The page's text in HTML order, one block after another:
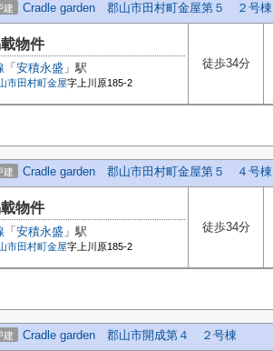
建 Cradle garden 郡山市田村町金屋第５ ２号棟
物件
「 安積永盛 」駅
市田村町金屋字上川原185-2
徒歩34分
建 Cradle garden 郡山市田村町金屋第５ ４号棟
物件
「 安積永盛 」駅
市田村町金屋字上川原185-2
徒歩34分
建 Cradle garden 郡山市開成第４ ２号棟